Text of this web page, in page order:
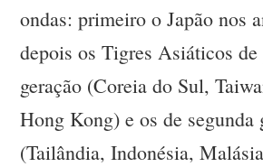
ondas: primeiro o Japão nos
depois os Tigres Asiáticos
geração (Coreia do Sul,
Hong Kong) e os de segunda
(Tailândia, Indonésia,